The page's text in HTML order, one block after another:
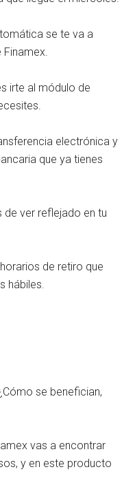
se te va a
irte al módulo de
electrónica y
que ya tienes
de ver reflejado en tu
de retiro que
hábiles.
se benefician,
vas a encontrar
y en este producto